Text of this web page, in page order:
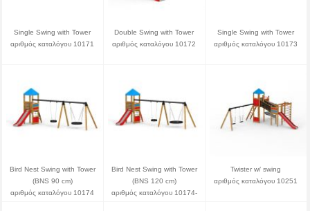
Single Swing with Tower
αριθμός καταλόγου 10171
Double Swing with Tower
αριθμός καταλόγου 10172
Single Swing with Tower
αριθμός καταλόγου 10173
Bird Nest Swing with Tower
(BNS 90 cm)
αριθμός καταλόγου 10174
Bird Nest Swing with Tower
(BNS 120 cm)
αριθμός καταλόγου 10174-
Twister w/ swing
αριθμός καταλόγου 10251